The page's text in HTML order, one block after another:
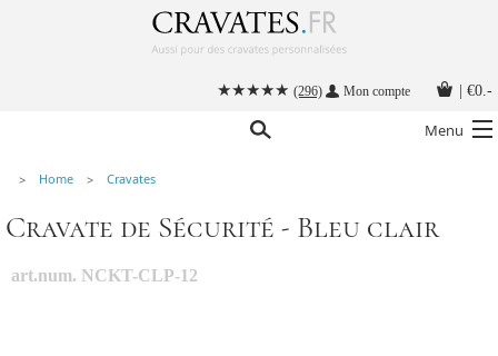
(296) Mon compte €0.-
Menu
Nos accessoires hommes
Cravate personnalisée
Home Cravates
Cravate de Sécurité - Bleu clair
art.num. NCKT-CLP-12